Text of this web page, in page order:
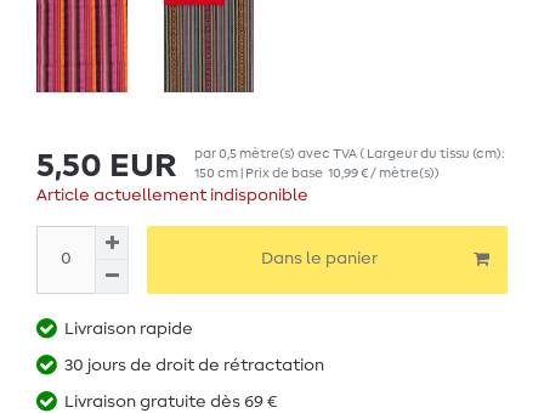
5,50 EUR par0,5 mètre(s) avec TVA( Largeur du tissu (cm):
150 cm | Prix de base 10,99 € / mètre(s))
Article actuellement indisponible
Dans le panier
Livraison rapide
30 jours de droit de rétractation
Livraison gratuite dès 69 €